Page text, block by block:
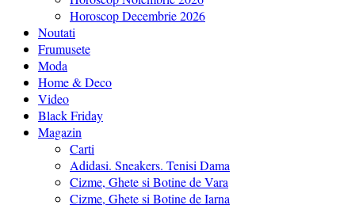
Horoscop Decembrie 2026
Noutati
Frumusete
Moda
Home & Deco
Video
Black Friday
Magazin
Carti
Adidasi. Sneakers. Tenisi Dama
Cizme, Ghete si Botine de Vara
Cizme, Ghete si Botine de Iarna